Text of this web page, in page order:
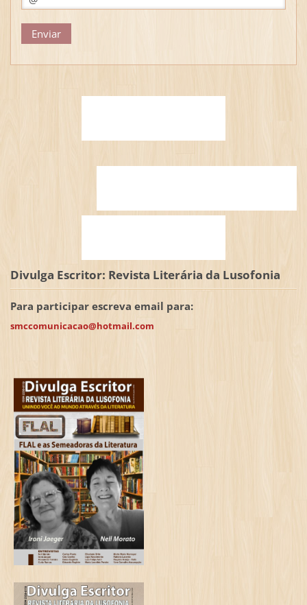
Divulga Escritor: Revista Literária da Lusofonia
Para participar escreva email para:
smccomunicacao@hotmail.com